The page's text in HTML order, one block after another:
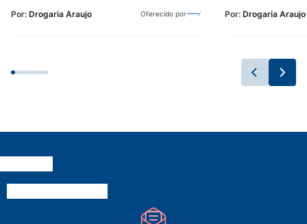
Por: Drogaria Araujo Oferecido por
Por: Drogaria Araujo